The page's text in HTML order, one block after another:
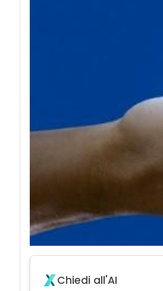
Chiedi all'AI